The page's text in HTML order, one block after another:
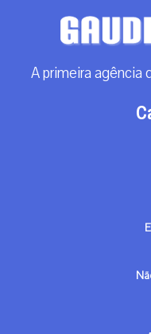
A primeira agência